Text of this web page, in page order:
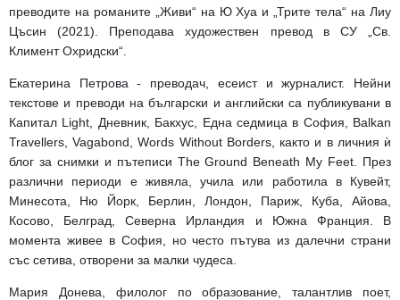
преводите на романите „Живи“ на Ю Хуа и „Трите тела“ на Лиу
Цъсин (2021). Преподава художествен превод в СУ „Св.
Климент Охридски“.
Екатерина Петрова - преводач, есеист и журналист. Нейни
текстове и преводи на български и английски са публикувани в
Капитал Light, Дневник, Бакхус, Една седмица в София, Balkan
Travellers, Vagabond, Words Without Borders, както и в личния ѝ
блог за снимки и пътеписи The Ground Beneath My Feet. През
различни периоди е живяла, учила или работила в Кувейт,
Минесота, Ню Йорк, Берлин, Лондон, Париж, Куба, Айова,
Косово, Белград, Северна Ирландия и Южна Франция. В
момента живее в София, но често пътува из далечни страни
със сетива, отворени за малки чудеса.
Мария Донева, филолог по образование, талантлив поет,